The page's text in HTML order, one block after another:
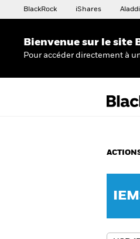
BlackRock iShares
Bienvenue sur le site
Pour accéder directement à